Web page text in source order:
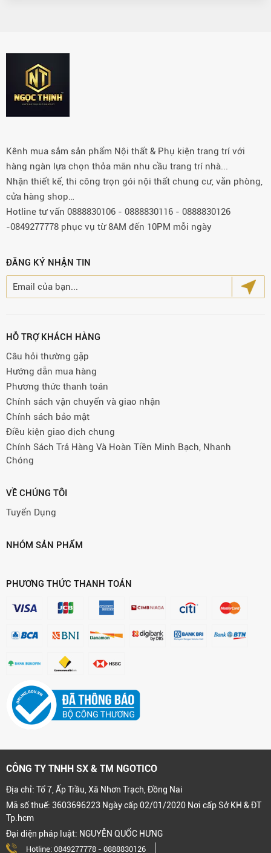
Kênh mua sắm sản phẩm Nội thất & Phụ kiện trang trí với
hàng ngàn lựa chọn thỏa mãn nhu cầu trang trí nhà...
Nhận thiết kế, thi công trọn gói nội thất chung cư, văn phòng,
cửa hàng shop…
Hotline tư vấn 0888830106 - 0888830116 - 0888830126
-0849277778 phục vụ từ 8AM đến 10PM mỗi ngày
ĐĂNG KÝ NHẬN TIN
HỖ TRỢ KHÁCH HÀNG
Câu hỏi thường gặp
Hướng dẫn mua hàng
Phương thức thanh toán
Chính sách vận chuyển và giao nhận
Chính sách bảo mật
Điều kiện giao dịch chung
Chính Sách Trả Hàng Và Hoàn Tiền Minh Bạch, Nhanh
Chóng
VỀ CHÚNG TÔI
Tuyển Dụng
NHÓM SẢN PHẨM
PHƯƠNG THỨC THANH TOÁN
CÔNG TY TNHH SX & TM NGOTICO
Địa chỉ: Tổ 7, Ấp Trầu, Xã Nhơn Trạch, Đồng Nai
Mã số thuế: 3603696223 Ngày cấp 02/01/2020 Nơi cấp Sở KH & ĐT
Tp.hcm
Đại diện pháp luật: NGUYỄN QUỐC HƯNG
Hotline: 0849277778 - 0888830126